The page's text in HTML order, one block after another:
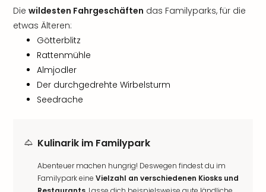
Die wildesten Fahrgeschäften das Familyparks, für die
etwas Älteren:
Götterblitz
Rattenmühle
Almjodler
Der durchgedrehte Wirbelsturm
Seedrache
Kulinarik im Familypark
Abenteuer machen hungrig! Deswegen findest du im
Familypark eine Vielzahl an verschiedenen Kiosks und